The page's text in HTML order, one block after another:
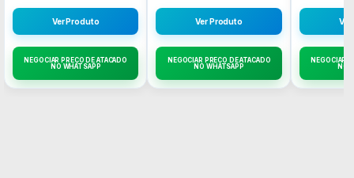
Ver Produto
NEGOCIAR PREÇO DE ATACADO
NO WHATSAPP
Ver Produto
NEGOCIAR PREÇO DE ATACADO
NO WHATSAPP
NEGOCIAR
NO